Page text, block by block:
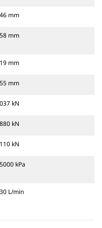
mm
mm
mm
mm
kN
kN
kN
kPa
L/min